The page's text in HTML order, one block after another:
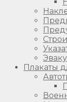
Плакаты